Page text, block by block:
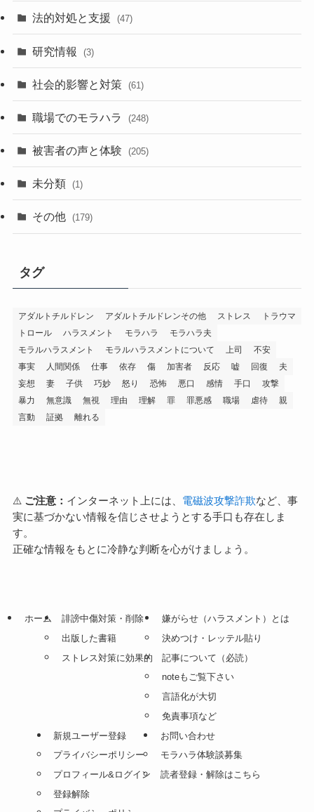
法的対処と支援 (47)
研究情報 (3)
社会的影響と対策 (61)
職場でのモラハラ (248)
被害者の声と体験 (205)
未分類 (1)
その他 (179)
タグ
アダルトチルドレン アダルトチルドレンその他 ストレス
トラウマ
トロール
ハラスメント モラハラ
モラハラ夫
モラルハラスメント
モラルハラスメントについて 上司
不安
事実
人間関係 仕事 依存 傷 加害者 反応 嘘 回復
夫
妄想
妻 子供 巧妙 怒り 恐怖 悪口 感情 手口
攻撃
暴力
無意識 無視 理由 理解 罪 罪悪感 職場 虐待
親
言動
証拠 離れる
⚠️ ご注意： インターネット上には、 電磁波攻撃詐欺など、事
実に基づかない情報を信じさせようとする手口も存在しま
す。
正確な情報をもとに冷静な判断を心がけましょう。
ホーム
誹謗中傷対策・削除
出版した書籍
ストレス対策に効果的
嫌がらせ（ハラスメント）とは
決めつけ・レッテル貼り
記事について（必読）
noteもご覧下さい
言語化が大切
免責事項など
新規ユーザー登録
プライバシーポリシー
プロフィール&ログイン
登録解除
お問い合わせ
モラハラ体験談募集
読者登録・解除はこちら